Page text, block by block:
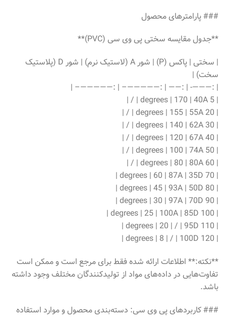
### پارامترهای محصول
**جدول مقایسه سختی پی وی سی (PVC)**
| سختی | پاکس (P) | شور A (لاستیک نرم) | شور D (پلاستیک
سخت) |
| :———- | :—— | :—————– | :—————– |
| 5 degrees | 170 | 40A | / |
| 20 degrees | 155 | 55A | / |
| 30 degrees | 140 | 62A | / |
| 40 degrees | 120 | 67A | / |
| 50 degrees | 100 | 74A | / |
| 60 degrees | 80 | 80A | / |
| 70 degrees | 60 | 87A | 35D |
| 80 degrees | 45 | 93A | 50D |
| 90 degrees | 30 | 97A | 70D |
| 100 degrees | 25 | 100A | 85D |
| 110 degrees | 20 | / | 95D |
| 120 degrees | 8 | / | 100D |
**نکته:** اطلاعات ارائه شده فقط برای مرجع است و ممکن است
تفاوت‌هایی در داده‌های مواد از تولیدکنندگان مختلف وجود داشته
باشد.
### کاربردهای پی وی سی: دسته‌بندی محصول و موارد استفاده